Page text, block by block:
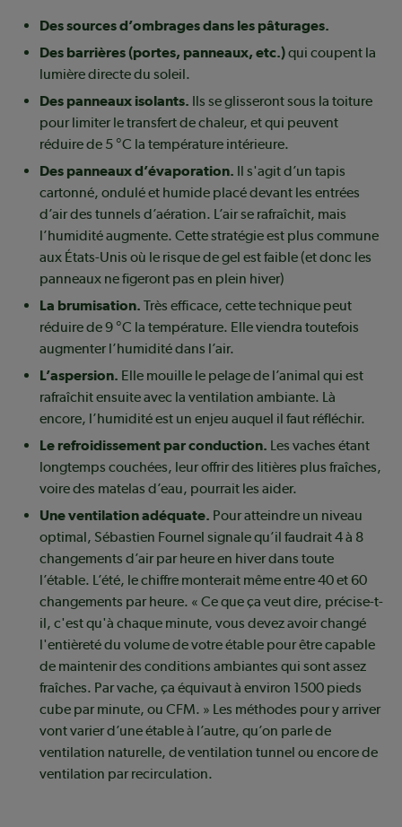
Des sources d’ombrages dans les pâturages.
Des barrières (portes, panneaux, etc.)qui coupent la
lumière directe du soleil.
Des panneaux isolants. Ils se glisseront sous la toiture
pour limiter le transfert de chaleur, et qui peuvent
réduire de 5 °C la température intérieure.
Des panneaux d’évaporation. Il s'agit d’un tapis
cartonné, ondulé et humide placé devant les entrées
d’air des tunnels d’aération. L’air se rafraîchit, mais
l’humidité augmente. Cette stratégie est plus commune
aux États-Unis où le risque de gel est faible (et donc les
panneaux ne figeront pas en plein hiver)
La brumisation. Très efficace, cette technique peut
réduire de 9 °C la température. Elle viendra toutefois
augmenter l’humidité dans l’air.
L’aspersion. Elle mouille le pelage de l’animal qui est
rafraîchit ensuite avec la ventilation ambiante. Là
encore, l’humidité est un enjeu auquel il faut réfléchir.
Le refroidissement par conduction. Les vaches étant
longtemps couchées, leur offrir des litières plus fraîches,
voire des matelas d’eau, pourrait les aider.
Une ventilation adéquate. Pour atteindre un niveau
optimal, Sébastien Fournel signale qu’il faudrait 4 à 8
changements d’air par heure en hiver dans toute
l’étable. L’été, le chiffre monterait même entre 40 et 60
changements par heure. « Ce que ça veut dire, précise-t-
il, c'est qu'à chaque minute, vous devez avoir changé
l'entièreté du volume de votre étable pour être capable
de maintenir des conditions ambiantes qui sont assez
fraîches. Par vache, ça équivaut à environ 1500 pieds
cube par minute, ou CFM. » Les méthodes pour y arriver
vont varier d’une étable à l’autre, qu’on parle de
ventilation naturelle, de ventilation tunnel ou encore de
ventilation par recirculation.